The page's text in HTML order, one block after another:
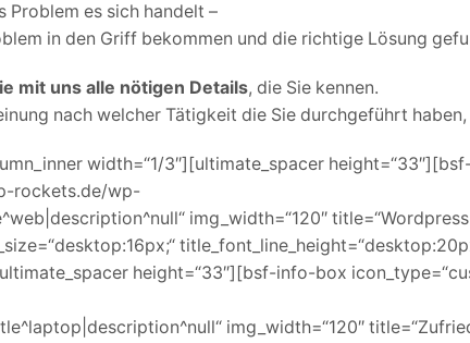
Problem es sich handelt –
in den Griff bekommen und die richtige Lösung
mit uns alle nötigen Details, die Sie kennen.
nach welcher Tätigkeit die Sie durchgeführt haben,
width=“1/3″][ultimate_spacer
rockets.de/wp-
img_width=“120″
height=“33″][bsf-info-box
img_width=“120″